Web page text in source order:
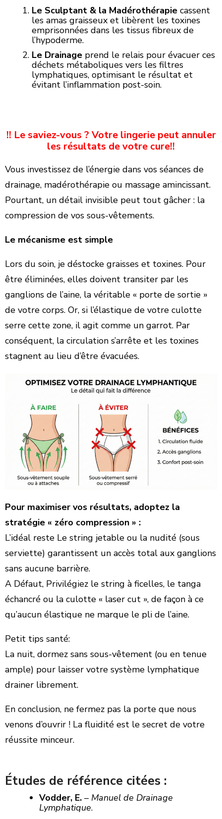
Le Sculptant & la Madérothérapie cassent
les amas graisseux et libèrent les toxines
emprisonnées dans les tissus fibreux de
l’hypoderme.
Le Drainage prend le relais pour évacuer ces
déchets métaboliques vers les filtres
lymphatiques, optimisant le résultat et
évitant l’inflammation post-soin.
!! Le saviez-vous ? Votre lingerie peut annuler
les résultats de votre cure!!
Vous investissez de l’énergie dans vos séances de
drainage, madérothérapie ou massage amincissant.
Pourtant, un détail invisible peut tout gâcher : la
compression de vos sous-vêtements.
Le mécanisme est simple
Lors du soin, je déstocke graisses et toxines. Pour
être éliminées, elles doivent transiter par les
ganglions de l’aine, la véritable « porte de sortie »
de votre corps. Or, si l’élastique de votre culotte
serre cette zone, il agit comme un garrot. Par
conséquent, la circulation s’arrête et les toxines
stagnent au lieu d’être évacuées.
Pour maximiser vos résultats, adoptez la
stratégie « zéro compression » :
​L’idéal reste Le string jetable ou la nudité (sous
serviette) garantissent un accès total aux ganglions
sans aucune barrière.
​A Défaut, Privilégiez le string à ficelles, le tanga
échancré ou la culotte « laser cut », de façon à ce
qu’aucun élastique ne marque le pli de l’aine.
Petit tips santé:
​La nuit, dormez sans sous-vêtement (ou en tenue
ample) pour laisser votre système lymphatique
drainer librement.
​En conclusion, ne fermez pas la porte que nous
venons d’ouvrir ! La fluidité est le secret de votre
réussite minceur.
Études de référence citées :
Vodder, E. – Manuel de Drainage
Lymphatique.